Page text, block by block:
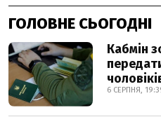
ГОЛОВНЕ СЬОГОДНІ
Кабмін
6 СЕРПНЯ,